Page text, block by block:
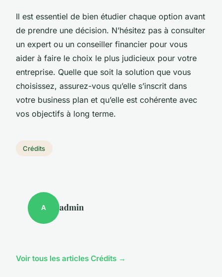
Il est essentiel de bien étudier chaque option avant
de prendre une décision. N’hésitez pas à consulter
un expert ou un conseiller financier pour vous
aider à faire le choix le plus judicieux pour votre
entreprise. Quelle que soit la solution que vous
choisissez, assurez-vous qu’elle s’inscrit dans
votre business plan et qu’elle est cohérente avec
vos objectifs à long terme.
Crédits
A admin
Voir tous les articles Crédits →